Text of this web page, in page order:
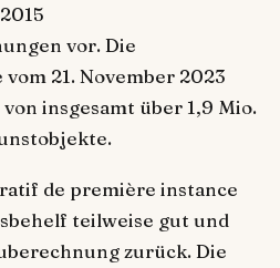
vor. Die
21. November 2023
insgesamt über 1,9 Mio.
de première instance
teilweise gut und
zurück. Die